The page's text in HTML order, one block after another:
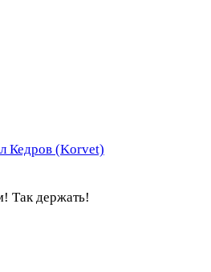
Кедров (Korvet)
Так держать!